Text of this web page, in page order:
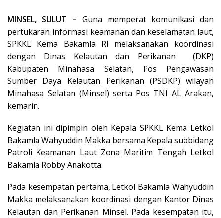
MINSEL, SULUT – Guna memperat komunikasi dan
pertukaran informasi keamanan dan keselamatan laut,
SPKKL Kema Bakamla RI melaksanakan koordinasi
dengan Dinas Kelautan dan Perikanan (DKP)
Kabupaten Minahasa Selatan, Pos Pengawasan
Sumber Daya Kelautan Perikanan (PSDKP) wilayah
Minahasa Selatan (Minsel) serta Pos TNI AL Arakan,
kemarin.
Kegiatan ini dipimpin oleh Kepala SPKKL Kema Letkol
Bakamla Wahyuddin Makka bersama Kepala subbidang
Patroli Keamanan Laut Zona Maritim Tengah Letkol
Bakamla Robby Anakotta.
Pada kesempatan pertama, Letkol Bakamla Wahyuddin
Makka melaksanakan koordinasi dengan Kantor Dinas
Kelautan dan Perikanan Minsel. Pada kesempatan itu,